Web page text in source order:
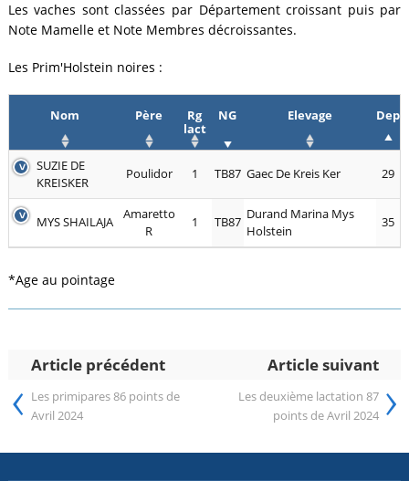
Les vaches sont classées par Département croissant puis par
Note Mamelle et Note Membres décroissantes.
Les Prim'Holstein noires :
Nom Père
Rg
lact
NG Elevage Dep
SUZIE DE
KREISKER
Poulidor 1 TB87 Gaec De Kreis Ker 29
MYS SHAILAJA
Amaretto
R
1 TB87 Durand Marina Mys
Holstein
35
*Age au pointage
Article précédent Article suivant
‹ Les primipares 86 points de
Avril 2024
Les deuxième lactation 87
points de Avril 2024 ›